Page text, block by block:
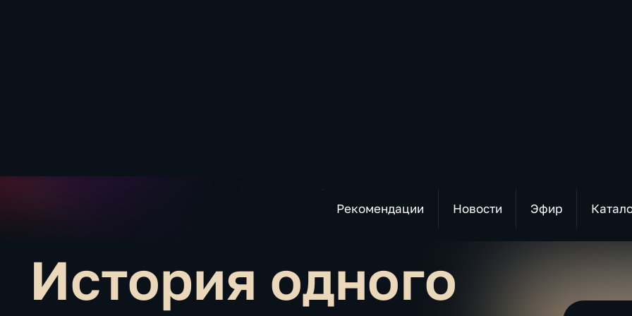
Рекомендации Новости Эфир
История одного